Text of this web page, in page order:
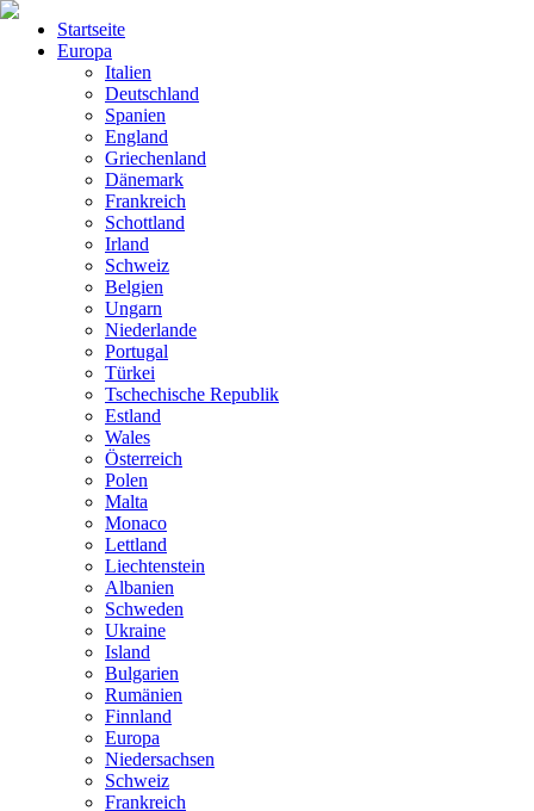
Startseite
Europa
Italien
Deutschland
Spanien
England
Griechenland
Dänemark
Frankreich
Schottland
Irland
Schweiz
Belgien
Ungarn
Niederlande
Portugal
Türkei
Tschechische Republik
Estland
Wales
Österreich
Polen
Malta
Monaco
Lettland
Liechtenstein
Albanien
Schweden
Ukraine
Island
Bulgarien
Rumänien
Finnland
Europa
Niedersachsen
Schweiz
Frankreich